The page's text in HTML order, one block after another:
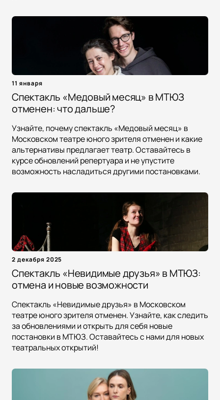
11 января
Спектакль «Медовый месяц» в МТЮЗ
отменен: что дальше?
Узнайте, почему спектакль «Медовый месяц» в
Московском театре юного зрителя отменен и какие
альтернативы предлагает театр. Оставайтесь в
курсе обновлений репертуара и не упустите
возможность насладиться другими постановками.
2 декабря 2025
Спектакль «Невидимые друзья» в МТЮЗ:
отмена и новые возможности
Спектакль «Невидимые друзья» в Московском
театре юного зрителя отменен. Узнайте, как следить
за обновлениями и открыть для себя новые
постановки в МТЮЗ. Оставайтесь с нами для новых
театральных открытий!